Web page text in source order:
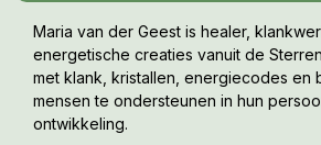
Maria van der Geest is healer,
energetische creaties vanuit de
met klank, kristallen, energiecodes en
mensen te ondersteunen in hun
ontwikkeling.